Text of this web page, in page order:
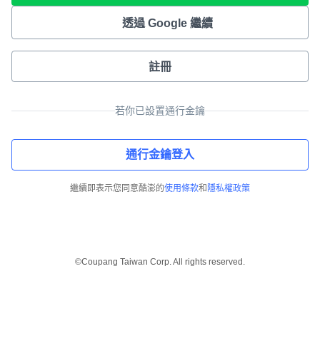
透過 Google 繼續
註冊
若你已設置通行金鑰
通行金鑰登入
繼續即表示您同意酷澎的使用條款和 隱私權政策
©Coupang Taiwan Corp. All rights reserved.